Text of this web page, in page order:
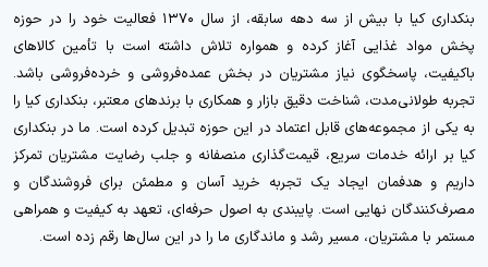
بنکداری کیا با بیش از سه دهه سابقه، از سال ۱۳۷۰ فعالیت خود را در حوزه
پخش مواد غذایی آغاز کرده و همواره تلاش داشته است با تأمین کالاهای
باکیفیت، پاسخگوی نیاز مشتریان در بخش عمده‌فروشی و خرده‌فروشی باشد.
تجربه طولانی‌مدت، شناخت دقیق بازار و همکاری با برندهای معتبر، بنکداری کیا را
به یکی از مجموعه‌های قابل اعتماد در این حوزه تبدیل کرده است. ما در بنکداری
کیا بر ارائه خدمات سریع، قیمت‌گذاری منصفانه و جلب رضایت مشتریان تمرکز
داریم و هدفمان ایجاد یک تجربه خرید آسان و مطمئن برای فروشندگان و
مصرف‌کنندگان نهایی است. پایبندی به اصول حرفه‌ای، تعهد به کیفیت و همراهی
مستمر با مشتریان، مسیر رشد و ماندگاری ما را در این سال‌ها رقم زده است.